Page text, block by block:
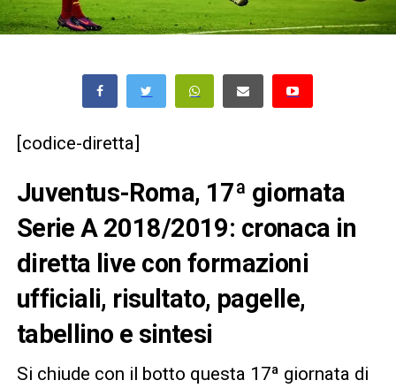
[codice-diretta]
Juventus-Roma, 17ª giornata
Serie A 2018/2019: cronaca in
diretta live con formazioni
ufficiali, risultato, pagelle,
tabellino e sintesi
Si chiude con il botto questa 17ª giornata di